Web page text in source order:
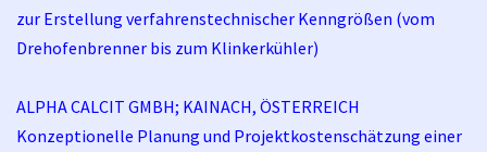
zur Erstellung verfahrenstechnischer Kenngrößen (vom
Drehofenbrenner bis zum Klinkerkühler)
ALPHA CALCIT GMBH; KAINACH, ÖSTERREICH
Konzeptionelle Planung und Projektkostenschätzung einer